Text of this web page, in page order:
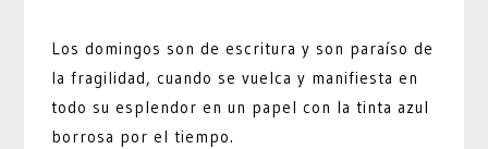
Los domingos son de escritura y son paraíso de
la fragilidad, cuando se vuelca y manifiesta en
todo su esplendor en un papel con la tinta azul
borrosa por el tiempo.